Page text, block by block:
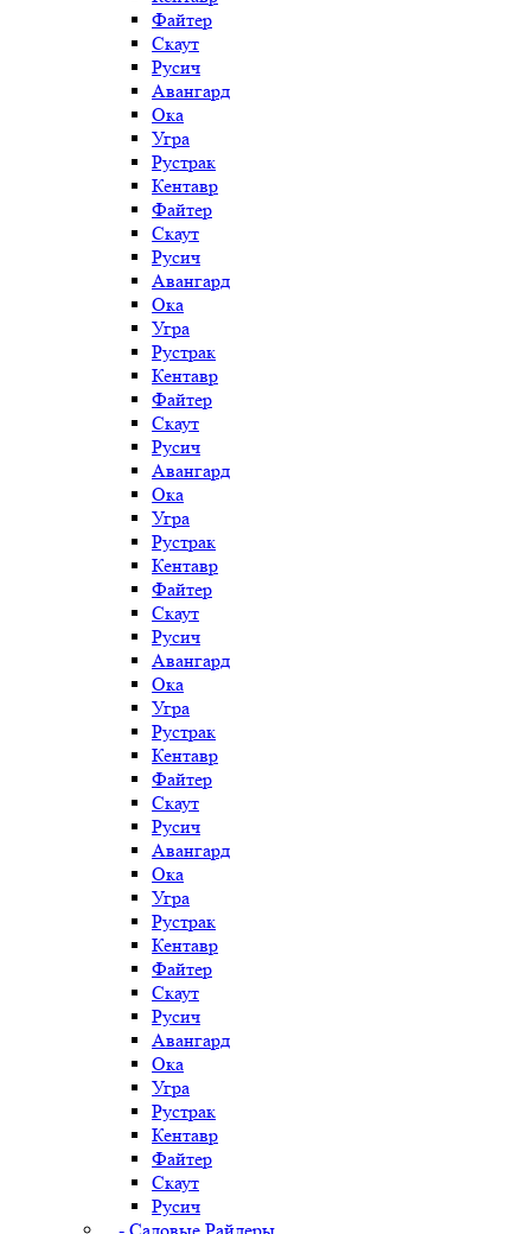
Файтер
Скаут
Русич
Авангард
Ока
Угра
Рустрак
Кентавр
Файтер
Скаут
Русич
Авангард
Ока
Угра
Рустрак
Кентавр
Файтер
Скаут
Русич
Авангард
Ока
Угра
Рустрак
Кентавр
Файтер
Скаут
Русич
Авангард
Ока
Угра
Рустрак
Кентавр
Файтер
Скаут
Русич
Авангард
Ока
Угра
Рустрак
Кентавр
Файтер
Скаут
Русич
Авангард
Ока
Угра
Рустрак
Кентавр
Файтер
Скаут
Русич